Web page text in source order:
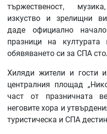
тържественост,
изкуство и зрелищни
даде официално
празници на
обявяването си за СПА
Хиляди жители и гости
централния площад
част от празничната
неговите хора и
туристическа и СПА